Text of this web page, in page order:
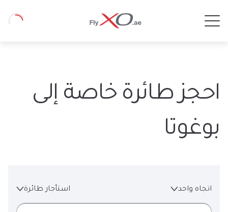
Loading
احجز طائرة خاصة إلى
بوغوتا
اتجاه واحد استأجار طائرة